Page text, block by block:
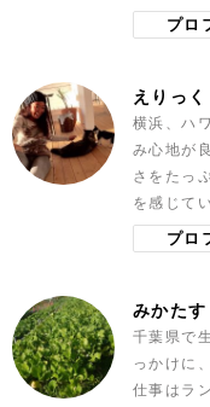
プロ
えりっく
横浜、ハ
み心地が
さをたっ
を感じて
プロ
みかたす
千葉県で
っかけに
仕事はラ